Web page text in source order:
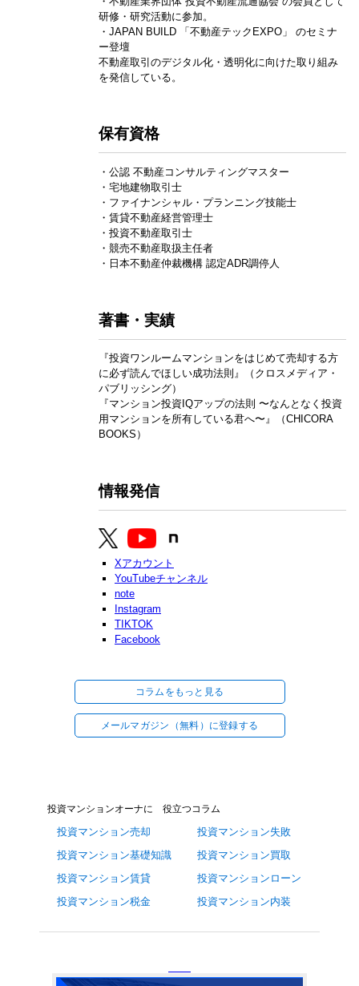
研修・研究活動に参加。
・JAPAN BUILD 「不動産テックEXPO」 のセミナ
ー登壇
不動産取引のデジタル化・透明化に向けた取り組み
を発信している。
保有資格
・公認 不動産コンサルティングマスター
・宅地建物取引士
・ファイナンシャル・プランニング技能士
・賃貸不動産経営管理士
・投資不動産取引士
・競売不動産取扱主任者
・日本不動産仲裁機構 認定ADR調停人
著書・実績
『投資ワンルームマンションをはじめて売却する方
に必ず読んでほしい成功法則』（クロスメディア・
パブリッシング）
『マンション投資IQアップの法則 〜なんとなく投資
用マンションを所有している君へ〜』（CHICORA
BOOKS）
情報発信
Xアカウント
YouTubeチャンネル
note
Instagram
TIKTOK
Facebook
コラムをもっと見る
メールマガジン（無料）に登録する
投資マンションオーナに 役立つコラム
投資マンション売却
投資マンション基礎知識
投資マンション賃貸
投資マンション税金
投資マンション失敗
投資マンション買取
投資マンションローン
投資マンション内装